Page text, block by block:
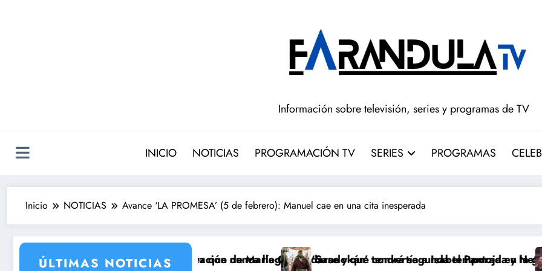
Información sobre televisión, series y programas de TV
INICIO NOTICIAS PROGRAMACIÓN TV SERIES PROGRAMAS
Inicio NOTICIAS Avance ‘LA PROMESA’ (5 de febrero): Manuel cae en una cita inesperada
ÚLTIMAS NOTICIAS
2 con la incorporación de María Castro
de Carmina Ordóñez que nunca llegó a rodarse y que convertía a Isabel Pantoja en la gran antagonista
‘Sandokán’ tendrá segunda temporada y Netflix cambia el
Pepón y Edu